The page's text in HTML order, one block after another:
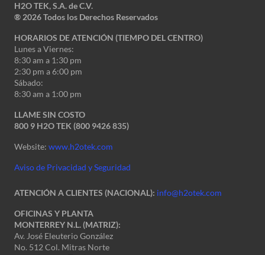
H2O TEK, S.A. de C.V.
® 2026 Todos los Derechos Reservados
HORARIOS DE ATENCIÓN (TIEMPO DEL CENTRO)
Lunes a Viernes:
8:30 am a 1:30 pm
2:30 pm a 6:00 pm
Sábado:
8:30 am a 1:00 pm
LLAME SIN COSTO
800 9 H2O TEK (800 9426 835)
Website: www.h2otek.com
Aviso de Privacidad y Seguridad
ATENCIÓN A CLIENTES (NACIONAL): info@h2otek.com
OFICINAS Y PLANTA
MONTERREY N.L. (MATRIZ):
Av. José Eleuterio González
No. 512 Col. Mitras Norte